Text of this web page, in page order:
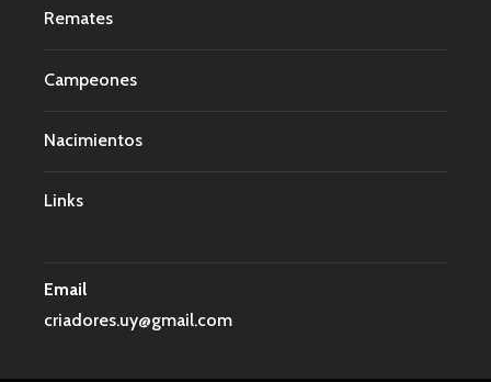
Remates
Campeones
Nacimientos
Links
Email
criadores.uy@gmail.com